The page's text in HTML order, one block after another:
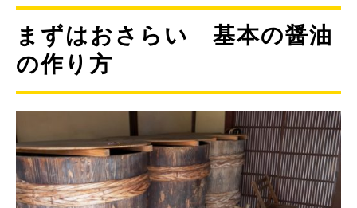
まずはおさらい 基本の醤油
の作り方